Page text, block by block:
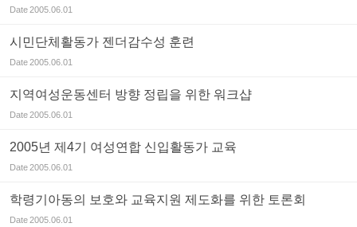
Date2005.06.01
시민단체활동가 젠더감수성 훈련
Date2005.06.01
지역여성운동센터 방향 정립을 위한 워크샵
Date2005.06.01
2005년 제4기 여성연합 신입활동가 교육
Date2005.06.01
학령기아동의 보호와 교육지원 제도화를 위한 토론회
Date2005.06.01